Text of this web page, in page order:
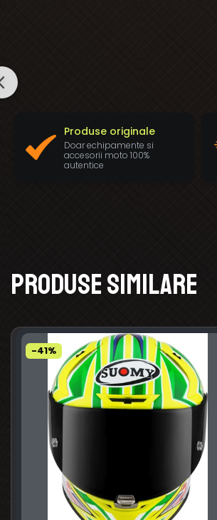
Produse originale
Doar echipamente si
accesorii moto 100%
autentice
Produse similare
-41%